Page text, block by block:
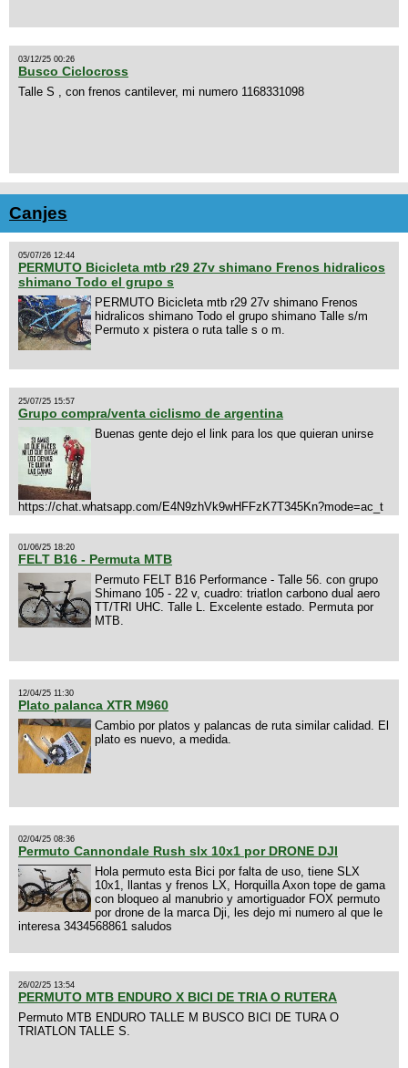
03/12/25 00:26
Busco Ciclocross
Talle S , con frenos cantilever, mi numero 1168331098
Canjes
05/07/26 12:44
PERMUTO Bicicleta mtb r29 27v shimano Frenos hidralicos
shimano Todo el grupo s
PERMUTO Bicicleta mtb r29 27v shimano Frenos
hidralicos shimano Todo el grupo shimano Talle s/m
Permuto x pistera o ruta talle s o m.
25/07/25 15:57
Grupo compra/venta ciclismo de argentina
Buenas gente dejo el link para los que quieran unirse
https://chat.whatsapp.com/E4N9zhVk9wHFFzK7T345Kn?mode=ac_t
01/06/25 18:20
FELT B16 - Permuta MTB
Permuto FELT B16 Performance - Talle 56. con grupo
Shimano 105 - 22 v, cuadro: triatlon carbono dual aero
TT/TRI UHC. Talle L. Excelente estado. Permuta por
MTB.
12/04/25 11:30
Plato palanca XTR M960
Cambio por platos y palancas de ruta similar calidad. El
plato es nuevo, a medida.
02/04/25 08:36
Permuto Cannondale Rush slx 10x1 por DRONE DJI
Hola permuto esta Bici por falta de uso, tiene SLX
10x1, llantas y frenos LX, Horquilla Axon tope de gama
con bloqueo al manubrio y amortiguador FOX permuto
por drone de la marca Dji, les dejo mi numero al que le
interesa 3434568861 saludos
26/02/25 13:54
PERMUTO MTB ENDURO X BICI DE TRIA O RUTERA
Permuto MTB ENDURO TALLE M BUSCO BICI DE TURA O
TRIATLON TALLE S.